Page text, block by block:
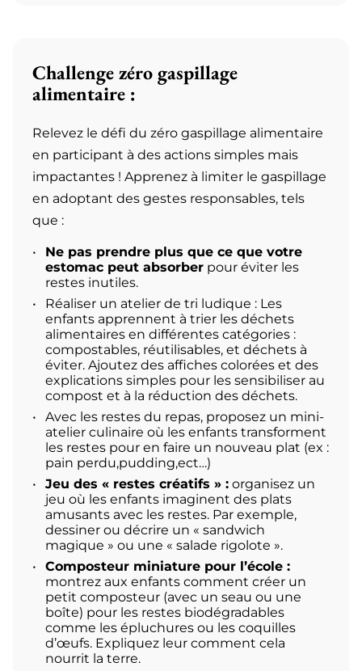
Challenge zéro gaspillage
alimentaire :
Relevez le défi du zéro gaspillage alimentaire
en participant à des actions simples mais
impactantes ! Apprenez à limiter le gaspillage
en adoptant des gestes responsables, tels
que :
Ne pas prendre plus que ce que votre
estomac peut absorberpour éviter les
restes inutiles.
Réaliser un atelier de tri ludique : Les
enfants apprennent à trier les déchets
alimentaires en différentes catégories :
compostables, réutilisables, et déchets à
éviter. Ajoutez des affiches colorées et des
explications simples pour les sensibiliser au
compost et à la réduction des déchets.
Avec les restes du repas, proposez un mini-
atelier culinaire où les enfants transforment
les restes pour en faire un nouveau plat (ex :
pain perdu,pudding,ect…)
Jeu des « restes créatifs » :organisez un
jeu où les enfants imaginent des plats
amusants avec les restes. Par exemple,
dessiner ou décrire un « sandwich
magique » ou une « salade rigolote ».
Composteur miniature pour l’école :
montrez aux enfants comment créer un
petit composteur (avec un seau ou une
boîte) pour les restes biodégradables
comme les épluchures ou les coquilles
d’œufs. Expliquez leur comment cela
nourrit la terre.